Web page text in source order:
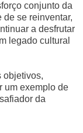
conjunto da
de se reinventar,
a desfrutar
legado cultural
objetivos,
um exemplo de
da